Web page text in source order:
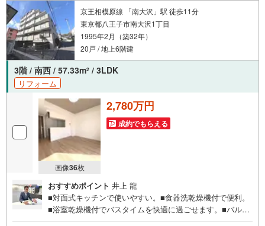
京王相模原線 「南大沢」駅 徒歩11分
東京都八王子市南大沢1丁目
1995年2月（築32年）
20戸 / 地上6階建
3階 / 南西 / 57.33m2 / 3LDK
リフォーム
画像36枚
2,780万円
成約でもらえる
おすすめポイント 井上 龍
■対面式キッチンで使いやすい。■食器洗乾燥機付で便利。
■浴室乾燥機付でバスタイムを快適に過ごせます。■バルコ